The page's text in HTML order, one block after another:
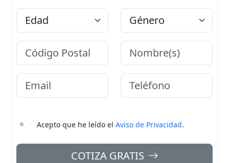
Edad Género
Código Postal Nombre
Email Teléfono
Acepto que he leído el Aviso de Privacidad.
COTIZA GRATIS